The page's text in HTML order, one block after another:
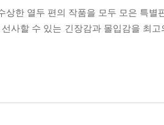
한 열두 편의 작품을 모두 모은 특별
사할 수 있는 긴장감과 몰입감을 최고